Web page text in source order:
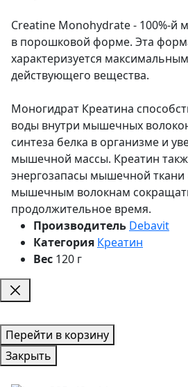
Creatine Monohydrate - 100%-й
в порошковой форме. Эта
характеризуется
действующего вещества.
Моногидрат Креатина
воды внутри мышечных
синтеза белка в организме и
мышечной массы. Креатин
энергозапасы мышечной ткани
мышечным волокнам
продолжительное время.
Производитель Debavit
Категория Креатин
Вес 120 г
Перейти в корзину
Закрыть